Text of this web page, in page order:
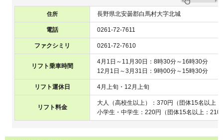
住所 長野県北安曇郡白馬村大字北城
電話 0261-72-7611
ファクシミリ 0261-72-7610
リフト乗車時間
4月1日～11月30日：8時30分～16時30分
12月1日～3月31日：9時00分～15時30分
リフト運休日 4月上旬・12月上旬
リフト料金
大人（高校生以上）：370円（団体15名以上
小学生・中学生：220円（団体15名以上：210